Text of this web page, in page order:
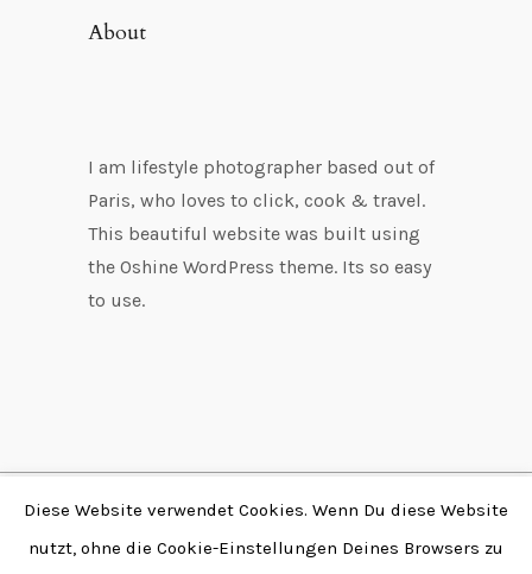
About
I am lifestyle photographer based out of
Paris, who loves to click, cook & travel.
This beautiful website was built using
the Oshine WordPress theme. Its so easy
to use.
Copyright © 2026 by
Fabian Stendtke | Alle
Diese Website verwendet Cookies. Wenn Du diese Website
nutzt, ohne die Cookie-Einstellungen Deines Browsers zu